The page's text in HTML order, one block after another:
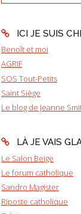
ICI JE SUIS
Benoît et moi
AGRIF
SOS Tout-Petits
Saint Siège
Le blog de Jeanne
LÀ JE VAIS
Le Salon Beige
Le forum catholique
Sandro Magister
Riposte catholique